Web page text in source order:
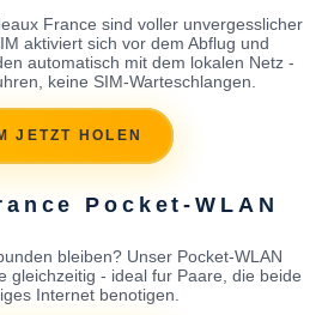
France sind voller unvergesslicher
aktiviert sich vor dem Abflug und
automatisch mit dem lokalen Netz -
keine SIM-Warteschlangen.
JETZT HOLEN
Pocket-WLAN
bleiben? Unser Pocket-WLAN
gleichzeitig - ideal fur Paare, die beide
Internet benotigen.